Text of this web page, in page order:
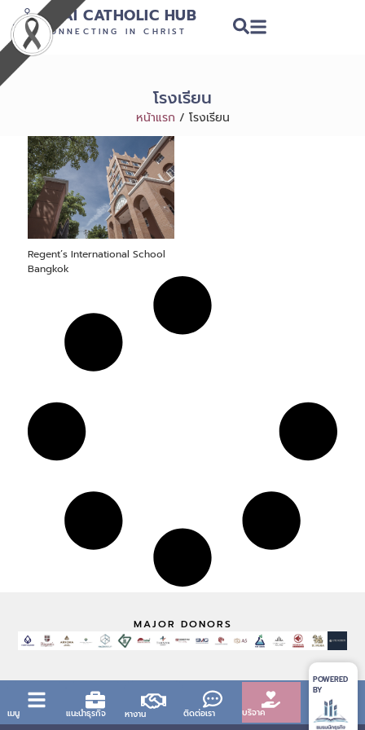
THAI CATHOLIC HUB
CONNECTING IN CHRIST
โรงเรียน
หน้าแรก / โรงเรียน
Regent’s International School
Bangkok
MAJOR DONORS
เมนู แนะนำธุรกิจ หางาน ติดต่อเรา บริจาค
POWERED
BY